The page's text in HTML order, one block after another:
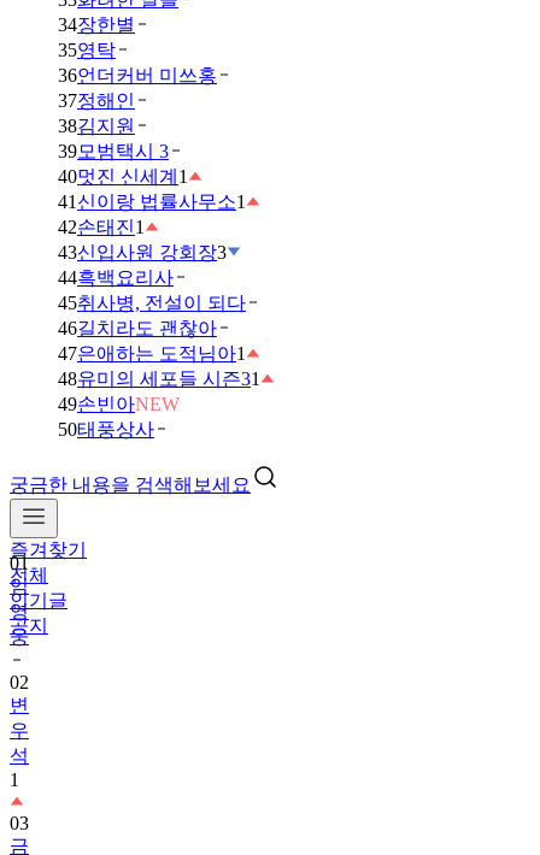
34장한별
35영탁
36언더커버 미쓰홍
37정해인
38김지원
39모범택시 3
40멋진 신세계 1
41 신이랑 법률사무소1
42손태진1
43신입사원 강회장3
44흑백요리사
45취사병, 전설이 되다
46길치라도 괜찮아
47은애하는 도적님아1
48유미의 세포들 시즌31
49손빈아NEW
50태풍상사
궁금한 내용을 검색해보세요
즐겨찾기
전체
인기글
공지
01
임
영
웅
02
변
우
석
1
03
금